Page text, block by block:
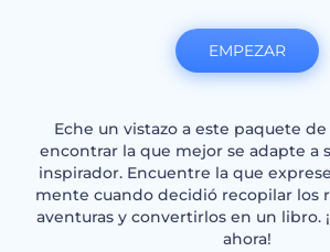
Eche un vistazo a este paquete
encontrar la que mejor se adapte a
inspirador. Encuentre la que
mente cuando decidió recopilar los
aventuras y convertirlos en un libro.
ahora!
EMPEZAR